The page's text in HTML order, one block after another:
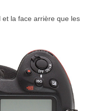
et la face arrière que les